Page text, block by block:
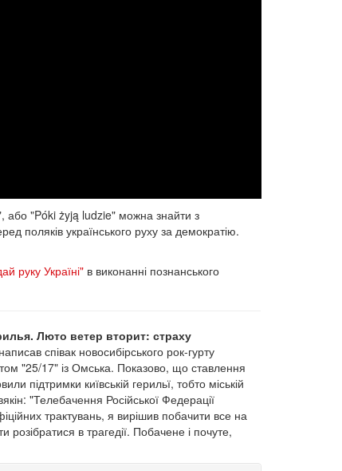
або "Póki żyją ludzie" можна знайти з
поляків українського руху за демократію.
руку Україні"в виконанні познанського
Люто ветер вторит: страху
співак новосибірського рок-гурту
"25/17" із Омська. Показово, що ставлення
підтримки київській герильї, тобто міській
"Телебачення Російської Федерації
трактувань, я вирішив побачити все на
в трагедії. Побачене і почуте,